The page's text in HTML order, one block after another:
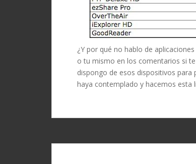
¿Y por qué no hablo de
o tu mismo en los comentarios si
dispongo de esos dispositivos para
haya contemplado y hacemos esta